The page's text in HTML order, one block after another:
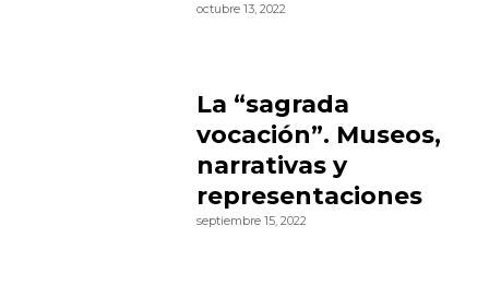
octubre 13, 2022
La “sagrada
vocación”. Museos,
narrativas y
representaciones
septiembre 15, 2022